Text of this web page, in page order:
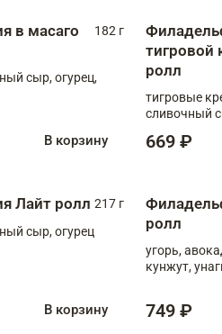
в масаго
182 г
сыр, огурец,
В корзину
тигровой
ролл
тигровые
сливочный
669 ₽
Лайт ролл 217 г
сыр, огурец
В корзину
ролл
угорь,
кунжут,
749 ₽